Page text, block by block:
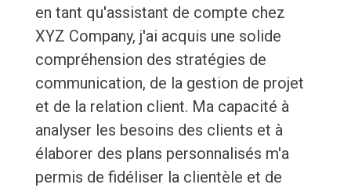
en tant qu'assistant de compte chez
XYZ Company, j'ai acquis une solide
compréhension des stratégies de
communication, de la gestion de projet
et de la relation client. Ma capacité à
analyser les besoins des clients et à
élaborer des plans personnalisés m'a
permis de fidéliser la clientèle et de